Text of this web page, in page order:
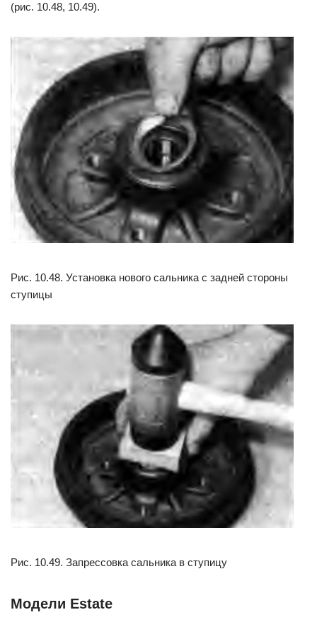
(рис. 10.48, 10.49).
Рис. 10.48. Установка нового сальника с задней стороны
ступицы
Рис. 10.49. Запрессовка сальника в ступицу
Модели Estate